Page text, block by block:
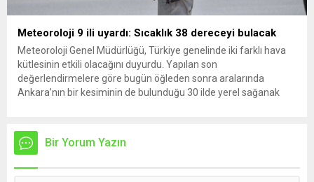
Meteoroloji 9 ili uyardı: Sıcaklık 38 dereceyi bulacak
Meteoroloji Genel Müdürlüğü, Türkiye genelinde iki farklı hava
kütlesinin etkili olacağını duyurdu. Yapılan son
değerlendirmelere göre bugün öğleden sonra aralarında
Ankara’nın bir kesiminin de bulunduğu 30 ilde yerel sağanak
üzerine çıkarak yaz değerlerine ulaşacak. Ayrıca...
Bir Yorum Yazın